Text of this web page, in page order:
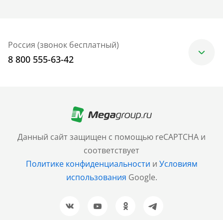
Данный сайт защищен с помощью reCAPTCHA и
соответствует
Политике конфиденциальности и Условиям
использования Google.
Россия (звонок бесплатный)
8 800 555-63-42
+7 (499) 705-30-10
Санкт-Петербург
+7 (812) 600-77-33
Барнаул
+7 (961) 999-93-93
Новосибирск